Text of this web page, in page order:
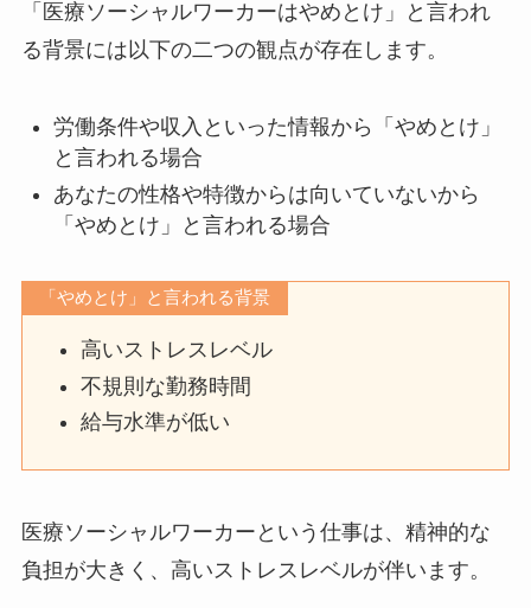
「医療ソーシャルワーカーはやめとけ」と言われ
る背景には以下の二つの観点が存在します。
労働条件や収入といった情報から「やめとけ」
と言われる場合
あなたの性格や特徴からは向いていないから
「やめとけ」と言われる場合
「やめとけ」と言われる背景
高いストレスレベル
不規則な勤務時間
給与水準が低い
医療ソーシャルワーカーという仕事は、精神的な
負担が大きく、高いストレスレベルが伴います。